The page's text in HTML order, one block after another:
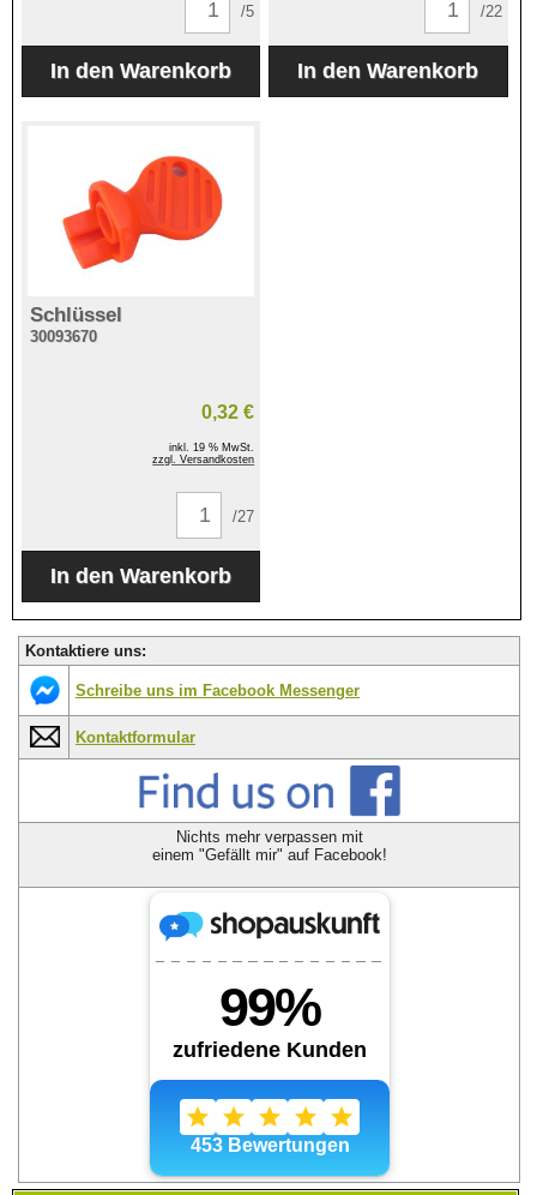
/5 /22
Schlüssel
30093670
0,32 €
inkl. 19 % MwSt.
zzgl. Versandkosten
/27
Kontaktiere uns:
Schreibe uns im Facebook Messenger
Kontaktformular
Nichts mehr verpassen mit
einem "Gefällt mir" auf Facebook!